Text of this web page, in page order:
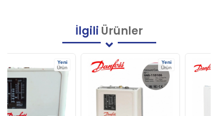
İlgili Ürünler
Yeni
Ürün
Ürün